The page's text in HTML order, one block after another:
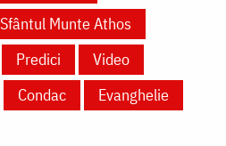
Sfântul Munte Athos
Predici
Video
Condac
Evanghelie